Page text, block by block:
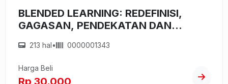
BLENDED LEARNING: REDEFINISI,
GAGASAN, PENDEKATAN DAN
213 hal• 0000001343
Harga Beli
Rp 30.000